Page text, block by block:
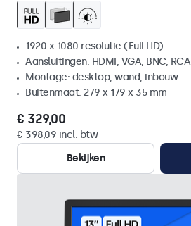
1920 x 1080 resolutie (Full HD)
Aansluitingen: HDMI, VGA, BNC, RCA
Montage: desktop, wand, inbouw
Buitenmaat: 279 x 179 x 35 mm
€ 329,00
€ 398,09 incl. btw
Bekijken